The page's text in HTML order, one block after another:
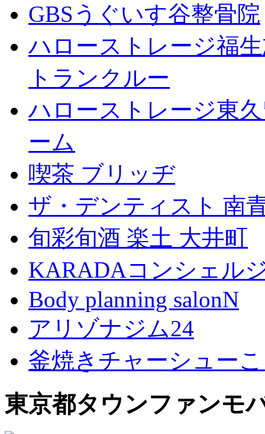
GBSうぐいす谷整骨院
ハローストレージ福
トランクルー
ハローストレージ東
ーム
喫茶 ブリッヂ
ザ・デンティスト 南
旬彩旬酒 楽土 大井町
KARADAコンシェル
Body planning salonN
アリゾナジム24
釜焼きチャーシュー
東京都タウンファンモ